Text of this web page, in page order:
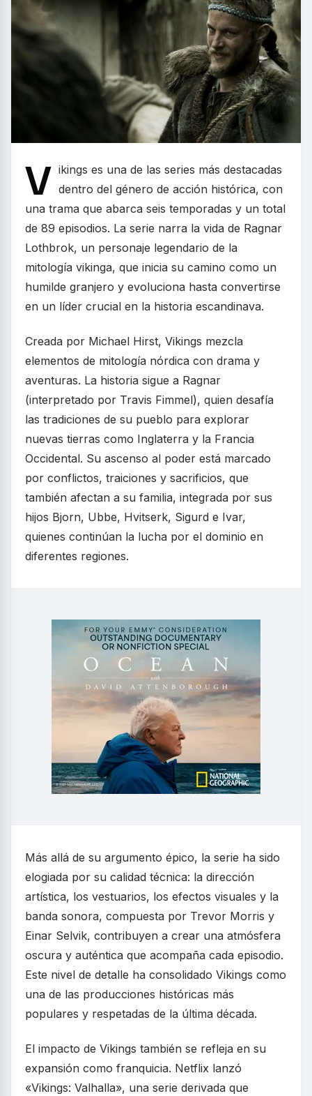
V ikings es una de las series más destacadas
dentro del género de acción histórica, con
una trama que abarca seis temporadas y un total
de 89 episodios. La serie narra la vida de Ragnar
Lothbrok, un personaje legendario de la
mitología vikinga, que inicia su camino como un
humilde granjero y evoluciona hasta convertirse
en un líder crucial en la historia escandinava.
Creada por Michael Hirst, Vikings mezcla
elementos de mitología nórdica con drama y
aventuras. La historia sigue a Ragnar
(interpretado por Travis Fimmel), quien desafía
las tradiciones de su pueblo para explorar
nuevas tierras como Inglaterra y la Francia
Occidental. Su ascenso al poder está marcado
por conflictos, traiciones y sacrificios, que
también afectan a su familia, integrada por sus
hijos Bjorn, Ubbe, Hvitserk, Sigurd e Ivar,
quienes continúan la lucha por el dominio en
diferentes regiones.
Más allá de su argumento épico, la serie ha sido
elogiada por su calidad técnica: la dirección
artística, los vestuarios, los efectos visuales y la
banda sonora, compuesta por Trevor Morris y
Einar Selvik, contribuyen a crear una atmósfera
oscura y auténtica que acompaña cada episodio.
Este nivel de detalle ha consolidado Vikings como
una de las producciones históricas más
populares y respetadas de la última década.
El impacto de Vikings también se refleja en su
expansión como franquicia. Netflix lanzó
«Vikings: Valhalla», una serie derivada que